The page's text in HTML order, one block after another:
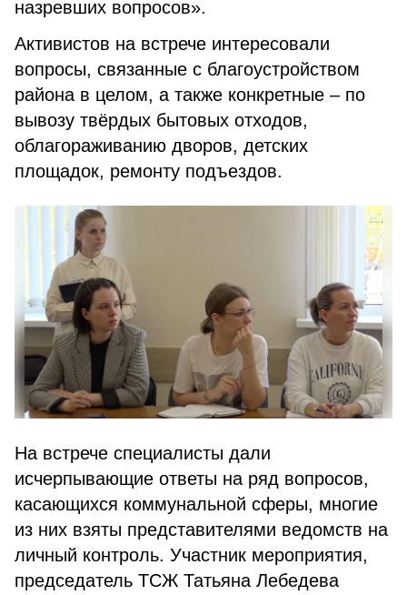
назревших вопросов».
Активистов на встрече интересовали
вопросы, связанные с благоустройством
района в целом, а также конкретные – по
вывозу твёрдых бытовых отходов,
облагораживанию дворов, детских
площадок, ремонту подъездов.
На встрече специалисты дали
исчерпывающие ответы на ряд вопросов,
касающихся коммунальной сферы, многие
из них взяты представителями ведомств на
личный контроль. Участник мероприятия,
председатель ТСЖ Татьяна Лебедева